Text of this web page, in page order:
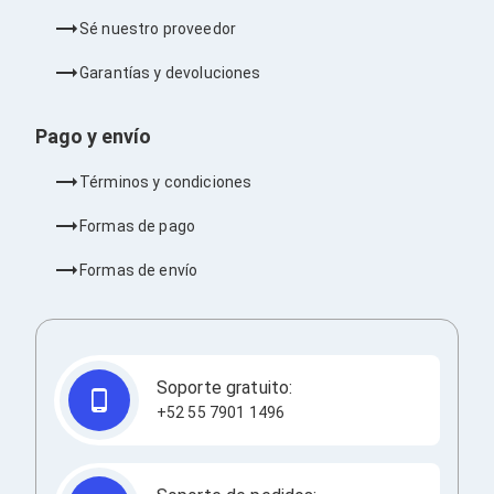
Adaptadores Video
Divisores de Video
Extensores y Receptores de Vídeo
Adaptadores Video DVI
Adaptadores Video VGA / HD15
Repetidores USB
Adaptadores Audio
Adaptadores Audio AUX
Adaptadores Audio USB
Dispositivos de Entrada
Mousepads
Teclados Numéricos
Controles de Juego para PC
Servidores
Accesorios para Servidores
Charolas para Racks y Gabinetes
Sé nuestro proveedor
Garantías y devoluciones
Pago y envío
Términos y condiciones
Formas de pago
Formas de envío
Soporte gratuito:
+52 55 7901 1496